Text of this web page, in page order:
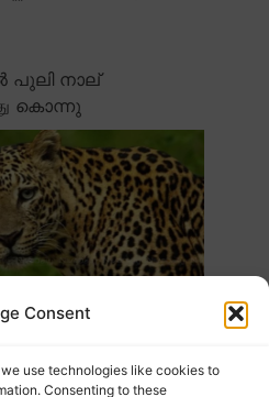
Consent
use technologies like cookies to
Consenting to these
പുലി നാല്
കൊന്നു
വയസ്സുകാരനെ പുലി